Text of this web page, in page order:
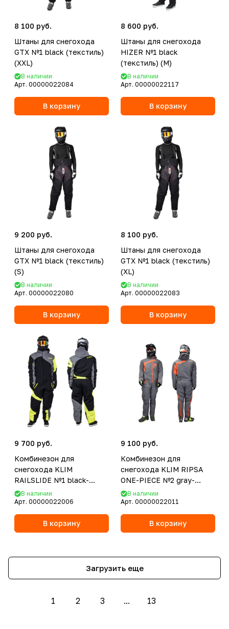
8 100 руб.
Штаны для снегохода
GTX №1 black (текстиль)
(XXL)
В наличии
Арт. 00000022084
В корзину
8 600 руб.
Штаны для снегохода
HIZER №1 black
(текстиль) (M)
В наличии
Арт. 00000022117
В корзину
9 200 руб.
Штаны для снегохода
GTX №1 black (текстиль)
(S)
В наличии
Арт. 00000022080
В корзину
8 100 руб.
Штаны для снегохода
GTX №1 black (текстиль)
(XL)
В наличии
Арт. 00000022083
В корзину
9 700 руб.
Комбинезон для
снегохода KLIM
RAILSLIDE №1 black-
yellow (текстиль) (M)
В наличии
Арт. 00000022006
В корзину
9 100 руб.
Комбинезон для
снегохода KLIM RIPSA
ONE-PIECE №2 gray-
orange (текстиль) (M)
В наличии
Арт. 00000022011
В корзину
Загрузить еще
1 2 3 ... 13